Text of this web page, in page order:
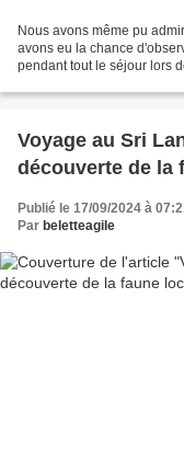
Nous avons même pu
avons eu la chance
pendant tout le séjour lors
Voyage au Sri
découverte de la
Publié le 17/09/2024 à
Par beletteagile